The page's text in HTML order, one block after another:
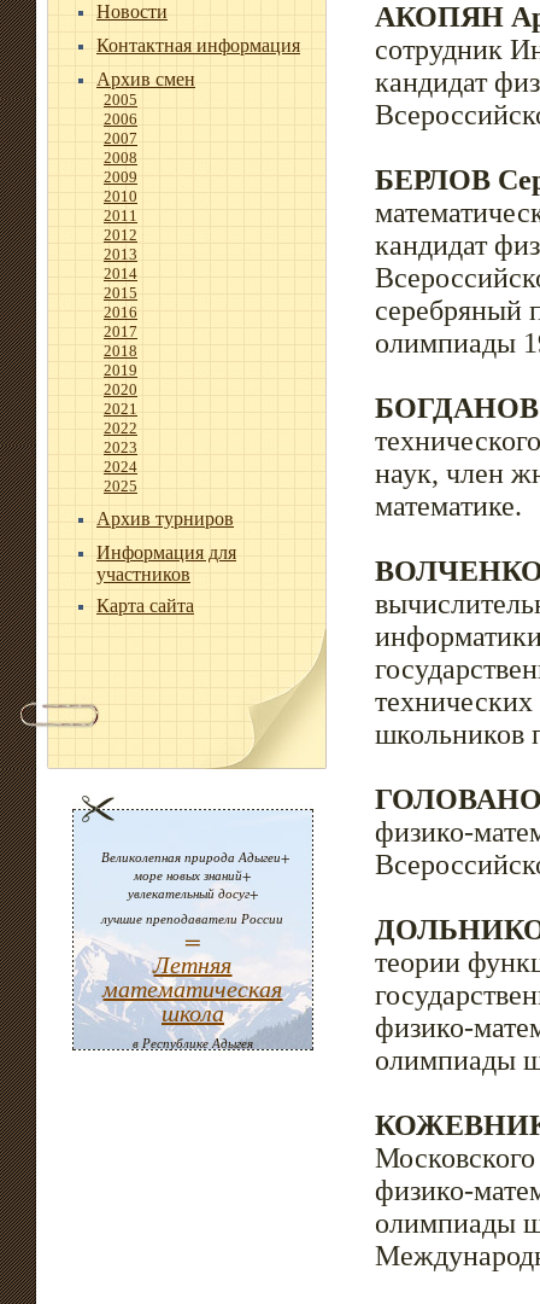
Новости
Контактная информация
Архив смен
2005
2006
2007
2008
2009
2010
2011
2012
2013
2014
2015
2016
2017
2018
2019
2020
2021
2022
2023
2024
2025
Архив турниров
Информация для
участников
Карта сайта
Великолепная природа Адыгеи+
море новых знаний+
увлекательный досуг+
лучшие преподаватели России
=
Летняя
математическая
школа
в Республике Адыгея
АКОПЯН
сотрудник
кандидат
БЕРЛОВ
кандидат
серебряный
олимпиады
БОГДАНОВ
наук, член
математике.
ВОЛЧЕНКОВ
школьников
ГОЛОВАНОВ
физико-
теории
физико-
олимпиады
физико-
олимпиады